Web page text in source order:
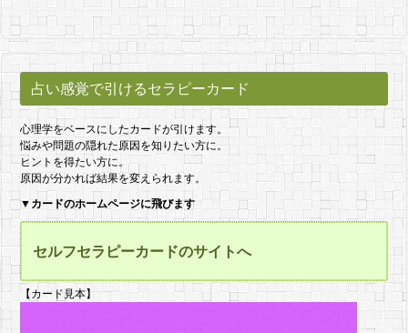
占い感覚で引けるセラピーカード
心理学をベースにしたカードが引けます。
悩みや問題の隠れた原因を知りたい方に。
ヒントを得たい方に。
原因が分かれば結果を変えられます。
▼カードのホームページに飛びます
セルフセラピーカードのサイトへ
【カード見本】